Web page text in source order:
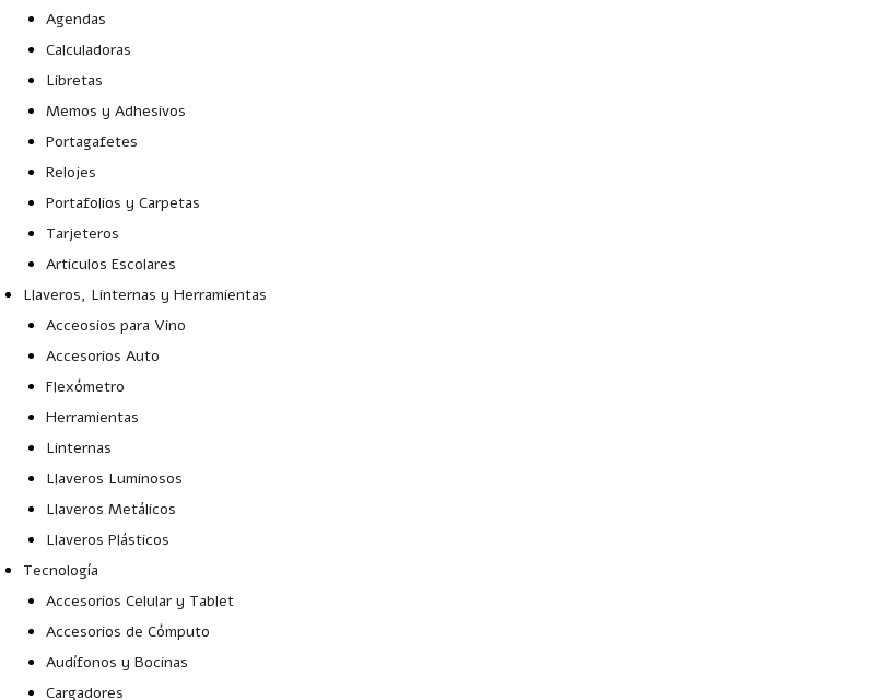
Agendas
Calculadoras
Libretas
Memos y Adhesivos
Portagafetes
Relojes
Portafolios y Carpetas
Tarjeteros
Articulos Escolares
Llaveros, Linternas y Herramientas
Acceosios para Vino
Accesorios Auto
Flexómetro
Herramientas
Linternas
Llaveros Luminosos
Llaveros Metálicos
Llaveros Plásticos
Tecnología
Accesorios Celular y Tablet
Accesorios de Cómputo
Audífonos y Bocinas
Cargadores